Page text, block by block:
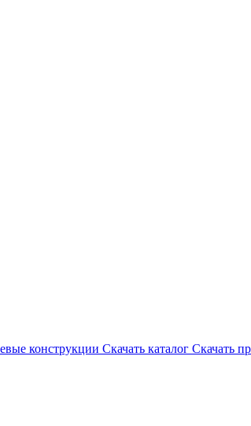
конструкции Скачать каталог Скачать